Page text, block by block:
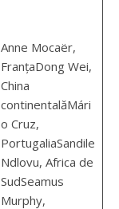
Anne Mocaër,
FranțaDong Wei,
China
continentalăMári
o Cruz,
PortugaliaSandile
Ndlovu, Africa de
SudSeamus
Murphy,